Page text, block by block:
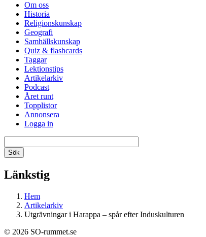
Om oss
Historia
Religionskunskap
Geografi
Samhällskunskap
Quiz & flashcards
Taggar
Lektionstips
Artikelarkiv
Podcast
Året runt
Topplistor
Annonsera
Logga in
Länkstig
Hem
Artikelarkiv
Utgrävningar i Harappa – spår efter Induskulturen
© 2026 SO-rummet.se